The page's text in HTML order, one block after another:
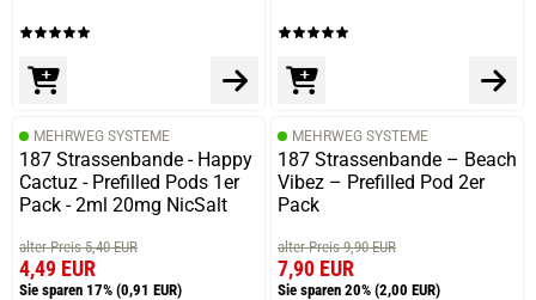
MEHRWEG SYSTEME
187 Strassenbande - Happy
Cactuz - Prefilled Pods 1er
Pack - 2ml 20mg NicSalt
alter Preis 5,40 EUR
4,49 EUR
Sie sparen 17% (0,91 EUR)
MEHRWEG SYSTEME
187 Strassenbande – Beach
Vibez – Prefilled Pod 2er
Pack
alter Preis 9,90 EUR
7,90 EUR
Sie sparen 20% (2,00 EUR)